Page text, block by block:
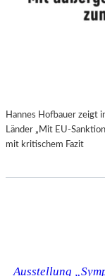
Hannes Hofbauer zeigt
Länder „Mit EU-
mit kritischem Fazit
Ausstellung